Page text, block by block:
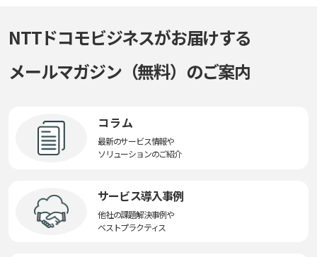
NTTドコモビジネスがお届けする
メールマガジン（無料）のご案内
コラム
最新のサービス情報や
ソリューションのご紹介
サービス導入事例
他社の課題解決事例や
ベストプラクティス